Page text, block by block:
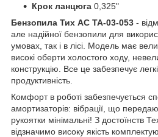
Крок ланцюга 0,325"
Бензопила Тих АС ТА-03-053 -
але надійної бензопили для
умовах, так і в лісі. Модель має
високі оберти холостого ходу,
конструкцію. Все це забезпечує
продуктивність.
Комфорт в роботі забезпечується
амортизаторів: вібрації, що
рукоятки мінімальні! З достоїнств
відзначимо високу якість